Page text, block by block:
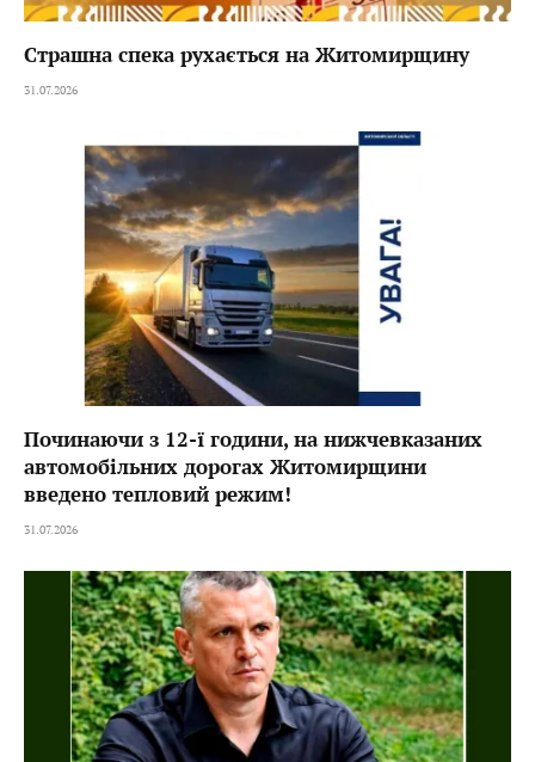
Страшна спека рухається на Житомирщину
31.07.2026
Починаючи з 12-ї години, на нижчевказаних
автомобільних дорогах Житомирщини
введено тепловий режим!
31.07.2026